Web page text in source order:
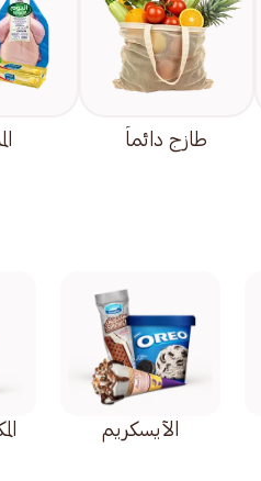
طازج دائماً
الآيسكريم